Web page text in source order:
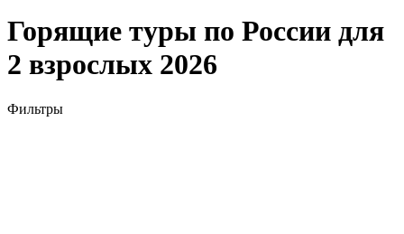
Горящие туры по России для
2 взрослых 2026
Фильтры